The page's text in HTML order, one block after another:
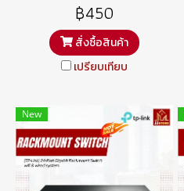
฿450
สั่งซื้อสินค้า
เปรียบเทียบ
New